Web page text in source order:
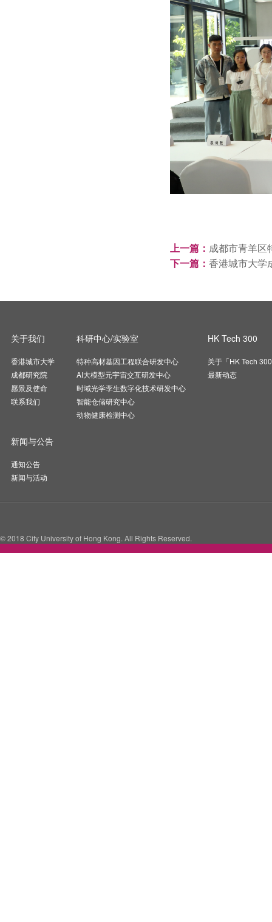
上一篇： 成都市青羊区
下一篇： 香港城市大学
关于我们
香港城市大学
成都研究院
愿景及使命
联系我们
科研中心/实验室
特种高材基因工程联合研发中心
AI大模型元宇宙交互研发中心
时域光学孪生数字化技术研发中心
智能仓储研究中心
动物健康检测中心
HK Tech 300
关于「HK Tech
最新动态
新闻与公告
通知公告
新闻与活动
© 2018 City University of Hong Kong. All Rights Reserved.